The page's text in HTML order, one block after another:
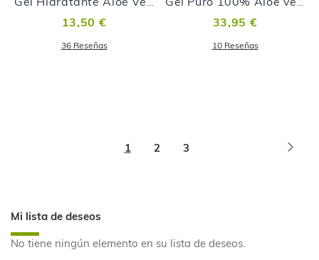
13,50 €
36 Reseñas
33,95 €
10 Reseñas
Página
Actualmente
1 Página
2 Página
3
Mi lista de deseos
No tiene ningún elemento en su lista de deseos.